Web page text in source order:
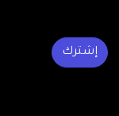
إشترك